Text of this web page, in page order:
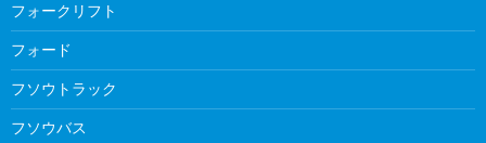
フォークリフト
フォード
フソウトラック
フソウバス